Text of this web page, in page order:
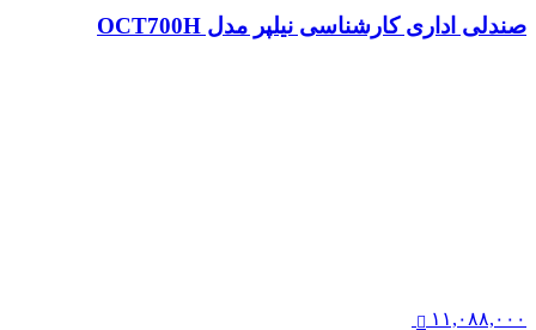
صندلی اداری کارشناسی نیلپر مدل OCT700H
۱۱,۰۸۸,۰۰۰